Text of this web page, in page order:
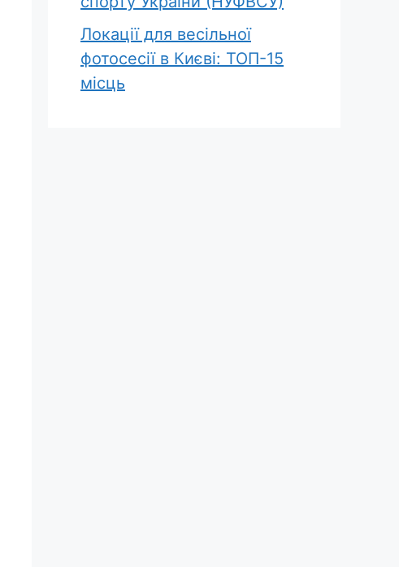
Локації для весільної
фотосесії в Києві: ТОП-15
місць